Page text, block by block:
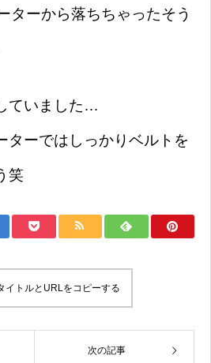
ターから落ちちゃったそう
ていました…
ターではしっかりベルトを
笑
イトルとURLをコピーする
次の記事